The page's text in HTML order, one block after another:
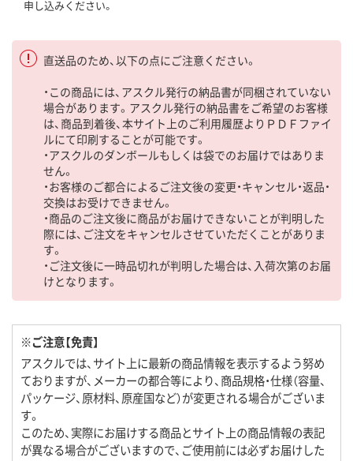
申し込みください。
直送品のため、以下の点にご注意ください。
・この商品には、アスクル発行の納品書が同梱されていない
場合があります。アスクル発行の納品書をご希望のお客様
は、商品到着後、本サイト上のご利用履歴よりＰＤＦファイ
ルにて印刷することが可能です。
・アスクルのダンボールもしくは袋でのお届けではありま
せん。
・お客様のご都合によるご注文後の変更・キャンセル・返品・
交換はお受けできません。
・商品のご注文後に商品がお届けできないことが判明した
際には、ご注文をキャンセルさせていただくことがありま
す。
・ご注文後に一時品切れが判明した場合は、入荷次第のお届
けとなります。
※ご注意【免責】
アスクルでは、サイト上に最新の商品情報を表示するよう努め
ておりますが、メーカーの都合等により、商品規格・仕様（容量、
パッケージ、原材料、原産国など）が変更される場合がございま
す。
このため、実際にお届けする商品とサイト上の商品情報の表記
が異なる場合がございますので、ご使用前には必ずお届けした